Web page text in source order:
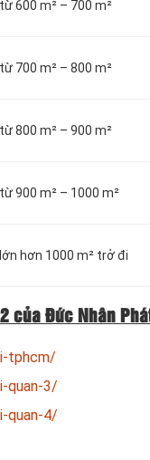
600 m² – 700 m²
700 m² – 800 m²
800 m² – 900 m²
900 m² – 1000 m²
hơn 1000 m² trở đi
của Đức Nhân Phát
tphcm/
quan-3/
quan-4/